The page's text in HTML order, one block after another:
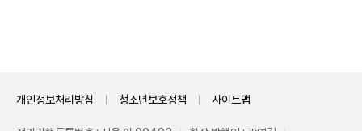
개인정보처리방침 청소년보호정책 사이트맵